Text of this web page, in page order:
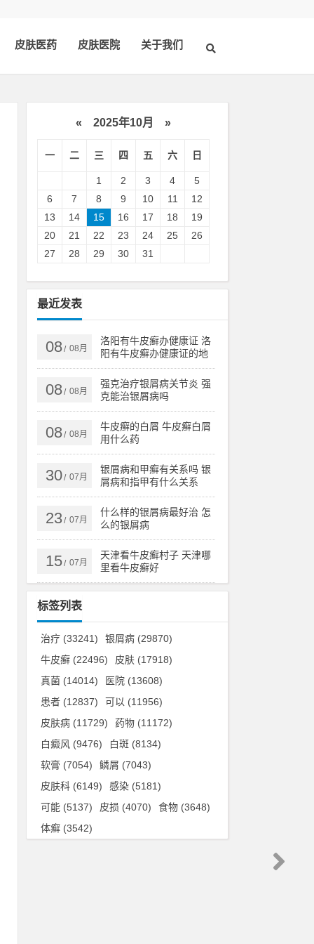
皮肤医药 皮肤医院 关于我们
« 2025年10月 »
一 二 三 四 五 六 日
1 2 3 4
5
6
7 8 9 10 11
12
13
14 15 16 17 18
19
20
21 22 23 24 25
26
27
28 29 30 31
最近发表
08/ 08月
洛阳有牛皮癣办健康证 洛
阳有牛皮癣办健康证的地
方吗
08/ 08月
强克治疗银屑病关节炎 强
克能治银屑病吗
08/ 08月
牛皮癣的白屑 牛皮癣白屑
用什么药
30/ 07月
银屑病和甲癣有关系吗 银
屑病和指甲有什么关系
23/ 07月
什么样的银屑病最好治 怎
么的银屑病
15/ 07月
天津看牛皮癣村子 天津哪
里看牛皮癣好
标签列表
治疗 (33241) 银屑病 (29870)
牛皮癣 (22496) 皮肤 (17918)
真菌 (14014) 医院 (13608)
患者 (12837) 可以 (11956)
皮肤病 (11729) 药物 (11172)
白癜风 (9476) 白斑 (8134)
软膏 (7054) 鳞屑 (7043)
皮肤科 (6149) 感染 (5181)
可能 (5137) 皮损 (4070) 食物 (3648)
体癣 (3542)